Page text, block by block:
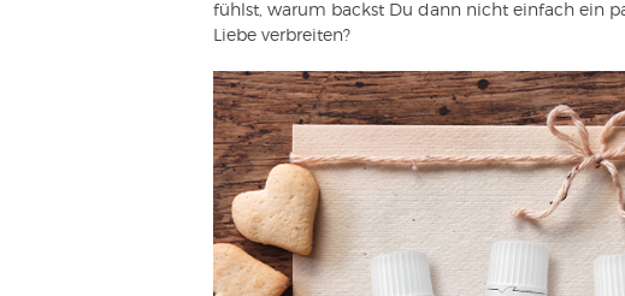
fühlst, warum backst Du dann nicht einfach ein
Liebe verbreiten?